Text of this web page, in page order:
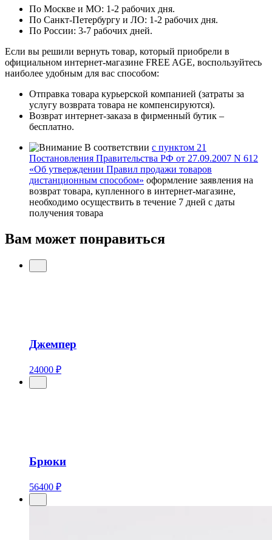
По Москве и МО: 1-2 рабочих дня.
По Санкт-Петербургу и ЛО: 1-2 рабочих дня.
По России: 3-7 рабочих дней.
Если вы решили вернуть товар, который приобрели в
официальном интернет-магазине FREE AGE, воспользуйтесь
наиболее удобным для вас способом:
Отправка товара курьерской компанией (затраты за
услугу возврата товара не компенсируются).
Возврат интернет-заказа в фирменный бутик –
бесплатно.
В соответствии с пунктом 21
Постановления Правительства РФ от 27.09.2007 N 612
«Об утверждении Правил продажи товаров
дистанционным способом» оформление заявления на
возврат товара, купленного в интернет-магазине,
необходимо осуществить в течение 7 дней с даты
получения товара
Вам может понравиться
Джемпер
24000 ₽
Брюки
56400 ₽